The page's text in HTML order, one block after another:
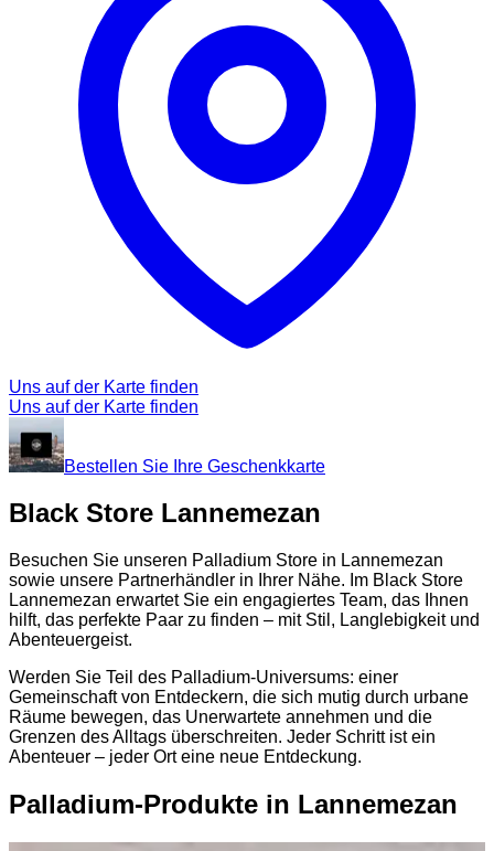
Uns auf der Karte finden
Uns auf der Karte finden
Bestellen Sie Ihre Geschenkkarte
Black Store Lannemezan
Besuchen Sie unseren Palladium Store in Lannemezan
sowie unsere Partnerhändler in Ihrer Nähe. Im Black Store
Lannemezan erwartet Sie ein engagiertes Team, das Ihnen
hilft, das perfekte Paar zu finden – mit Stil, Langlebigkeit und
Abenteuergeist.
Werden Sie Teil des Palladium-Universums: einer
Gemeinschaft von Entdeckern, die sich mutig durch urbane
Räume bewegen, das Unerwartete annehmen und die
Grenzen des Alltags überschreiten. Jeder Schritt ist ein
Abenteuer – jeder Ort eine neue Entdeckung.
Palladium-Produkte in Lannemezan